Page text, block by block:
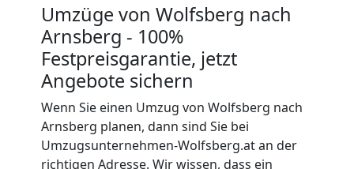
Umzüge von Wolfsberg nach
Arnsberg - 100%
Festpreisgarantie, jetzt
Angebote sichern
Wenn Sie einen Umzug von Wolfsberg nach
Arnsberg planen, dann sind Sie bei
Umzugsunternehmen-Wolfsberg.at an der
richtigen Adresse. Wir wissen, dass ein
Umzug
für
Senioren